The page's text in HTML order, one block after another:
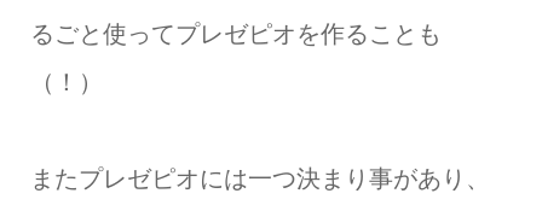
るごと使ってプレゼピオを作ることも
（！）
またプレゼピオには一つ決まり事があり、